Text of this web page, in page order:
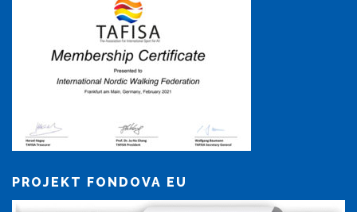
PROJEKT FONDOVA EU